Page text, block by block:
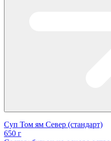
Суп Том ям Север (стандарт)
650 г